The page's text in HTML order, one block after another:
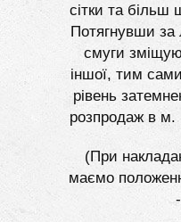
сітки та більш
Потягнувши за
смуги
іншої, тим
рівень
розпродаж в м.
(При
маємо